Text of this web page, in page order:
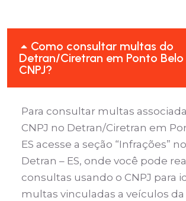
Como consultar multas do
Detran/Ciretran em Ponto Belo
CNPJ?
Para consultar multas
CNPJ no Detran/Ciretran em
ES acesse a seção “Infrações”
Detran – ES, onde você pode
consultas usando o CNPJ para
multas vinculadas a veículos